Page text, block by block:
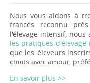
Nous vous aidons à
francés reconnu
l'élevage intensif,
les pratiques d'élevage
que les éleveurs
chiots avec amour,
En savoir plus >>